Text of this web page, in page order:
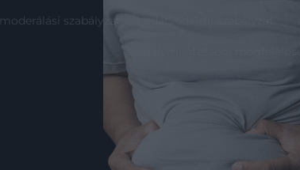
moderálási szabályzat
akadálymentességi